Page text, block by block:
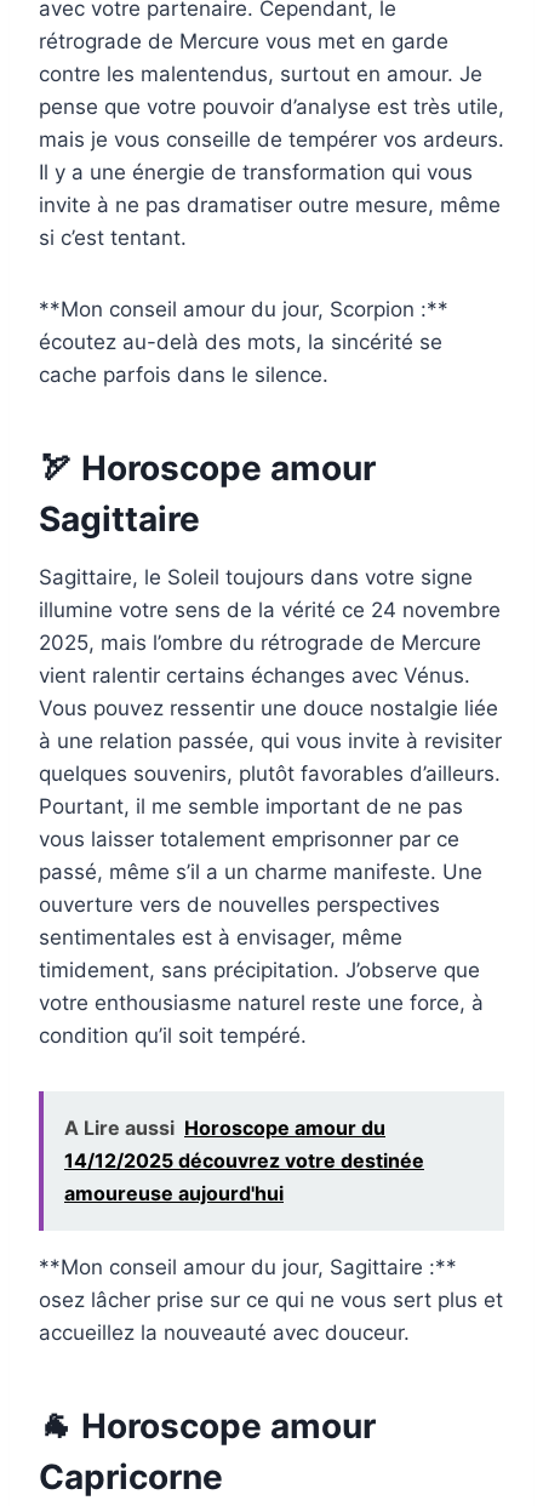
avec votre partenaire. Cependant, le
rétrograde de Mercure vous met en garde
contre les malentendus, surtout en amour. Je
pense que votre pouvoir d’analyse est très utile,
mais je vous conseille de tempérer vos ardeurs.
Il y a une énergie de transformation qui vous
invite à ne pas dramatiser outre mesure, même
si c’est tentant.
**Mon conseil amour du jour, Scorpion :**
écoutez au-delà des mots, la sincérité se
cache parfois dans le silence.
🏹 Horoscope amour
Sagittaire
Sagittaire, le Soleil toujours dans votre signe
illumine votre sens de la vérité ce 24 novembre
2025, mais l’ombre du rétrograde de Mercure
vient ralentir certains échanges avec Vénus.
Vous pouvez ressentir une douce nostalgie liée
à une relation passée, qui vous invite à revisiter
quelques souvenirs, plutôt favorables d’ailleurs.
Pourtant, il me semble important de ne pas
vous laisser totalement emprisonner par ce
passé, même s’il a un charme manifeste. Une
ouverture vers de nouvelles perspectives
sentimentales est à envisager, même
timidement, sans précipitation. J’observe que
votre enthousiasme naturel reste une force, à
condition qu’il soit tempéré.
A Lire aussi Horoscope amour du
14/12/2025 découvrez votre destinée
amoureuse aujourd'hui
**Mon conseil amour du jour, Sagittaire :**
osez lâcher prise sur ce qui ne vous sert plus et
accueillez la nouveauté avec douceur.
🐐 Horoscope amour
Capricorne